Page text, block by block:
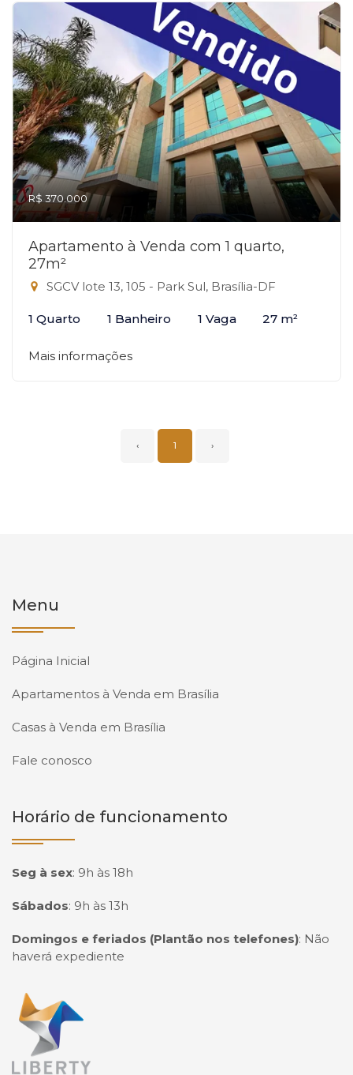
R$ 370.000
Apartamento à Venda com 1 quarto,
27m²
SGCV lote 13, 105 - Park Sul, Brasília-DF
1 Quarto 1 Banheiro 1 Vaga 27 m²
Mais informações
‹ 1 ›
Menu
Página Inicial
Apartamentos à Venda em Brasília
Casas à Venda em Brasília
Fale conosco
Horário de funcionamento
Seg à sex: 9h às 18h
Sábados: 9h às 13h
Domingos e feriados (Plantão nos telefones): Não
haverá expediente
Página inicial